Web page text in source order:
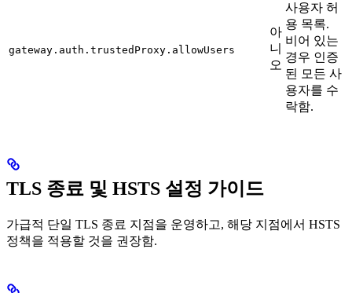
gateway.auth.trustedProxy.allowUsers
아
니
오
사용자 허
용 목록.
비어 있는
경우 인증
된 모든 사
용자를 수
락함.
TLS 종료 및 HSTS 설정 가이드
가급적 단일 TLS 종료 지점을 운영하고, 해당 지점에서 HSTS
정책을 적용할 것을 권장함.